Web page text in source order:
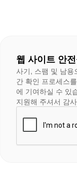
웹 사이트 안
사기, 스팸 및 남용
간 확인 프로세스
에 기여하실 수 있
지원해 주셔서 감